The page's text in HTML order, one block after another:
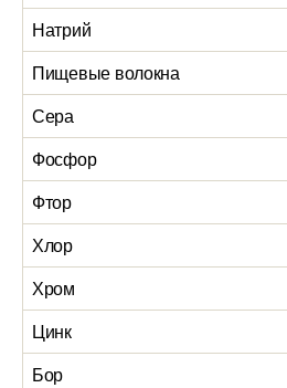
Натрий
Пищевые волокна
Сера
Фосфор
Фтор
Хлор
Хром
Цинк
Бор